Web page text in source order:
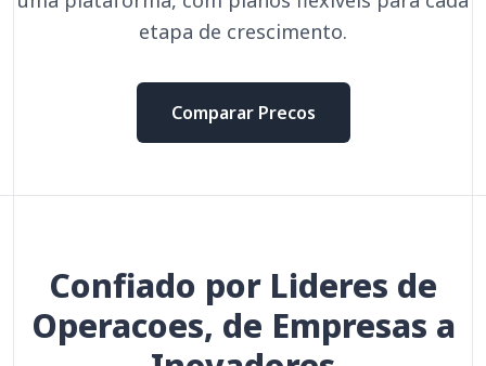
etapa de crescimento.
Comparar Precos
Confiado por Lideres de
Operacoes, de Empresas a